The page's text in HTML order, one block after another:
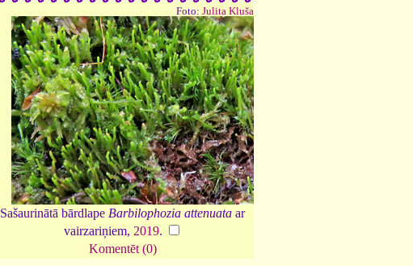
Foto: Julita Kluša
Sašaurinātā bārdlape Barbilophozia attenuata ar
vairzariņiem, 2019.
Komentēt (0)